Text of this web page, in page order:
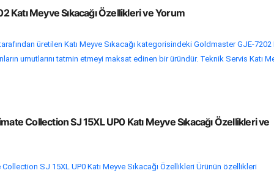
Katı Meyve Sıkacağı Özellikleri ve Yorum
üretilen Katı Meyve Sıkacağı kategorisindeki Goldmaster GJE-7202
umutlarını tatmin etmeyi maksat edinen bir üründür. Teknik Servis Katı
Collection SJ 15XL UP0 Katı Meyve Sıkacağı Özellikleri ve
SJ 15XL UP0 Katı Meyve Sıkacağı Özellikleri Ürünün özellikleri